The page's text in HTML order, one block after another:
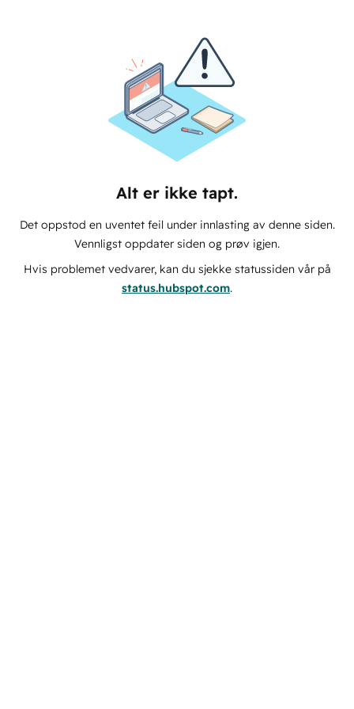
Alt er ikke tapt.
Det oppstod en uventet feil under innlasting av denne siden.
Vennligst oppdater siden og prøv igjen.
Hvis problemet vedvarer, kan du sjekke statussiden vår på
status.hubspot.com.